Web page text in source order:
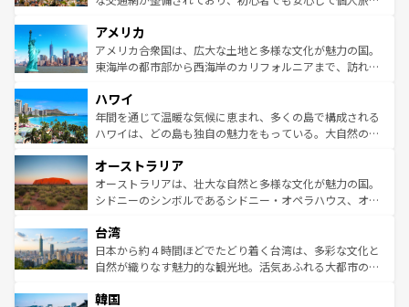
ンツ一覧を参照してほしい。
の建物がそのまま残る町や、スイスならではのユニークな
博物館もあり、アルプス観光だけでなく町歩きも満喫する
ことができる。国民の所得が高いため物価も高いが、旅行
ば市内交通費無料で観光を楽しむこともできる。 なお、新
着のスイス情報はコンテンツ一覧 を参照してほしい。
アメリカ
アメリカ合衆国は、広大な土地と多様な文化が魅力の国。
東海岸の都市部から西海岸のカリフォルニアまで、訪れる
のような巨大都市は、観光、ショッピング、エンターテイ
ンメントが詰まった刺激的なスポットだ。一方、アメリカ
西部には大自然が広がり、グランドキャニオンやイエロー
部のニューオーリンズでは、音楽と美食が融合した独特の
文化が魅力。旅行者はアメリカの各地域で異なる魅力を楽
しみながら、その多様性と豊かな歴史を感じることができ
ならではの贅沢な旅のスタイルだ。 なお、新着のアメリカ
情報はコンテンツ一覧を参照してほしい。
ハワイ
年間を通じて温暖な気候に恵まれ、多くの島で構成される
ハワイは、どの島も独自の魅力をもっている。大自然の神
ワイ島は見逃せない。また、定番の観光地といえばオアフ
島だが、静かな自然を求めるならマウイ島やカウアイ島が
おすすめ。エメラルドグリーンに輝く海をはじめ、豊かな
れるおもてなしの心で訪れる人々を迎えてくれるハワイの
人々、おいしいローカルフードやハワイアンミュージッ
ク、伝統的なフラダンスなど、すべてがハワイの魅力を彩
ワイを、存分に味わってほしい。 なお、新着のハワイ情報
オーストラリア
オーストラリアは、壮大な自然と多様な文化が魅力の国。
シドニーのシンボルであるシドニー・オペラハウス、オー
リアリーフや大陸中央部にそびえるウルル（エアーズロッ
ク）、タスマニアの美しい原生林やケアンズの熱帯雨林な
ど、見どころがたくさん。また、カフェやワイン、オージ
いる。アクティビティも充実しており、サーフィンやダイ
台湾
日本から約４時間ほどでたどり着く台湾は、多彩な文化と
自然が織りなす魅力的な観光地。活気あふれる大都市の台
ン）、静ひつな山岳地帯である台湾東部など、都市の喧騒
韓国